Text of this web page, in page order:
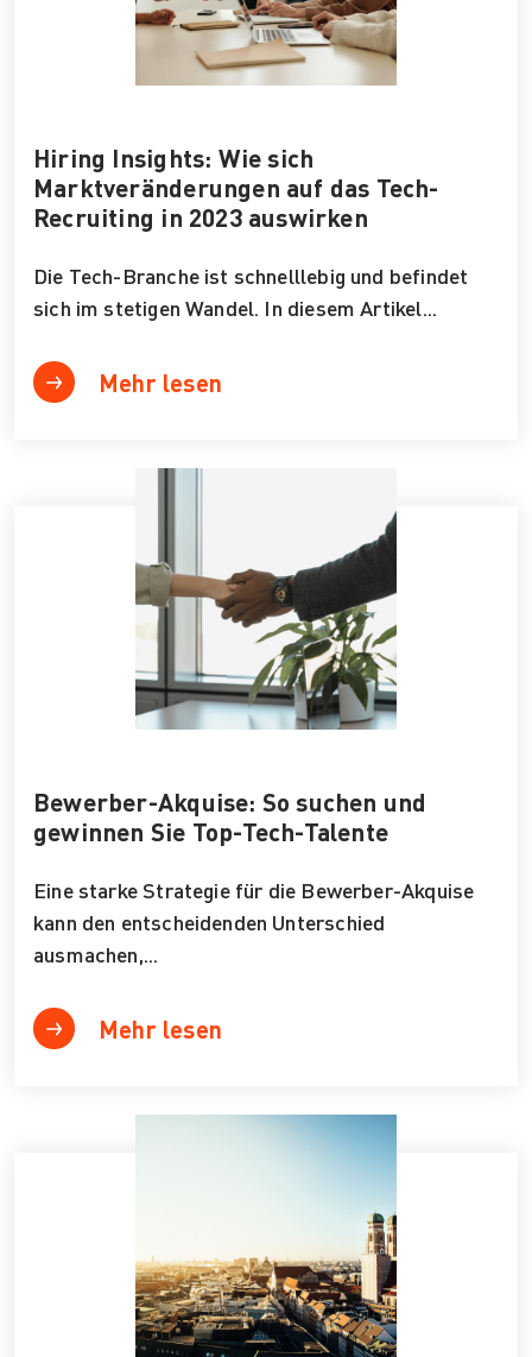
Hiring Insights: Wie sich
Marktveränderungen auf das Tech-
Recruiting in 2023 auswirken
Die Tech-Branche ist schnelllebig und befindet
sich im stetigen Wandel. In diesem Artikel...
Mehr lesen
Bewerber-Akquise: So suchen und
gewinnen Sie Top-Tech-Talente
Eine starke Strategie für die Bewerber-Akquise
kann den entscheidenden Unterschied
ausmachen,...
Mehr lesen